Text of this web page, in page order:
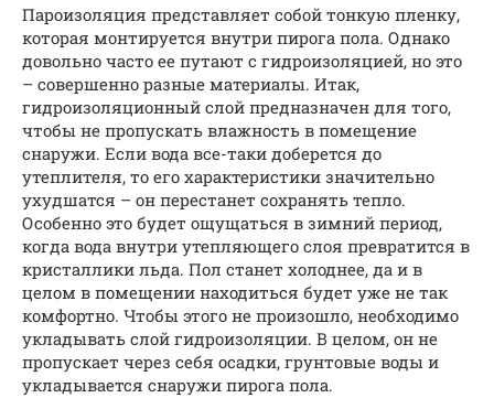
Пароизоляция представляет собой тонкую пленку,
которая монтируется внутри пирога пола. Однако
довольно часто ее путают с гидроизоляцией, но это
– совершенно разные материалы. Итак,
гидроизоляционный слой предназначен для того,
чтобы не пропускать влажность в помещение
снаружи. Если вода все-таки доберется до
утеплителя, то его характеристики значительно
ухудшатся – он перестанет сохранять тепло.
Особенно это будет ощущаться в зимний период,
когда вода внутри утепляющего слоя превратится в
кристаллики льда. Пол станет холоднее, да и в
целом в помещении находиться будет уже не так
комфортно. Чтобы этого не произошло, необходимо
укладывать слой гидроизоляции. В целом, он не
пропускает через себя осадки, грунтовые воды и
укладывается снаружи пирога пола.